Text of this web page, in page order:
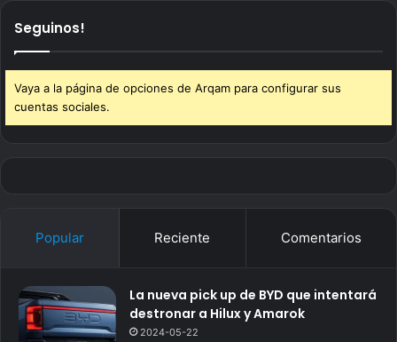
Seguinos!
Vaya a la página de opciones de Arqam para configurar sus
cuentas sociales.
Popular Reciente Comentarios
La nueva pick up de BYD que intentará
destronar a Hilux y Amarok
2024-05-22